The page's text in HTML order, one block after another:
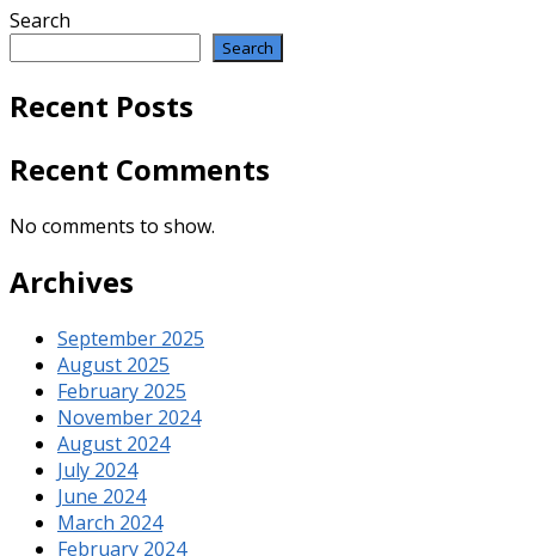
Search
Search
Recent Posts
Recent Comments
No comments to show.
Archives
September 2025
August 2025
February 2025
November 2024
August 2024
July 2024
June 2024
March 2024
February 2024